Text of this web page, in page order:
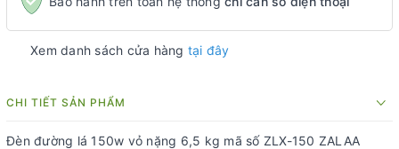
Xem danh sách cửa hàng tại đây
CHI TIẾT SẢN PHẨM
Đèn đường lá 150w vỏ nặng 6,5 kg mã số ZLX-150 ZALAA